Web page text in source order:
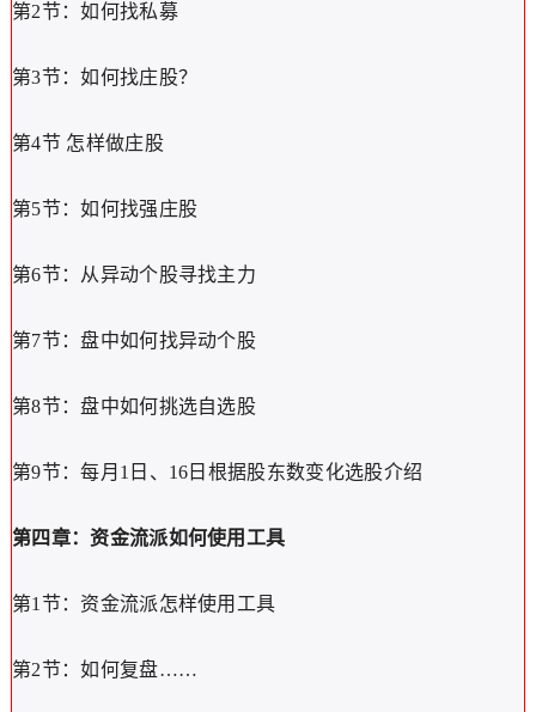
第2节：如何找私募
第3节：如何找庄股？
第4节 怎样做庄股
第5节：如何找强庄股
第6节：从异动个股寻找主力
第7节：盘中如何找异动个股
第8节：盘中如何挑选自选股
第9节：每月1日、16日根据股东数变化选股介绍
第四章：资金流派如何使用工具
第1节：资金流派怎样使用工具
第2节：如何复盘……